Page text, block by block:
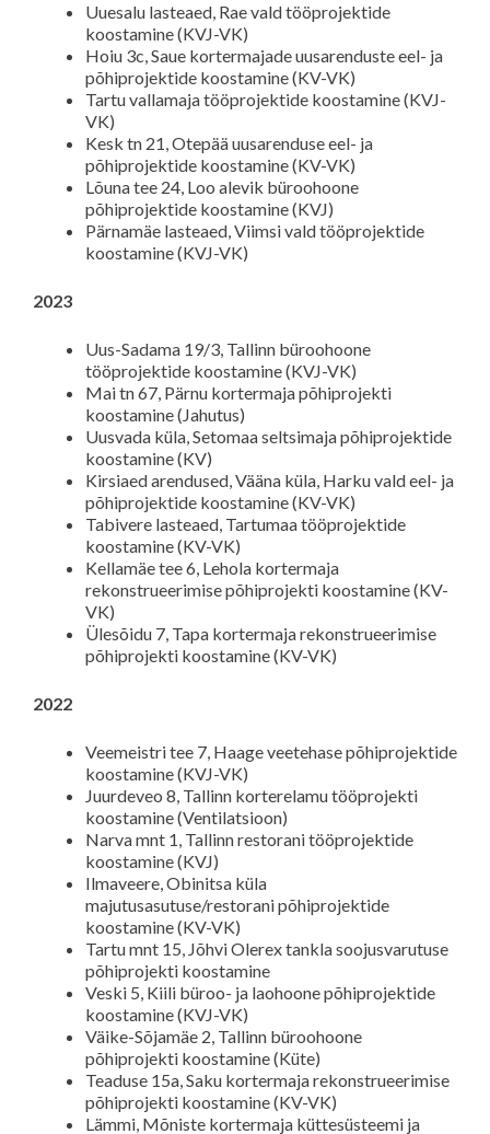
Uuesalu lasteaed, Rae vald tööprojektide
koostamine (KVJ-VK)
Hoiu 3c, Saue kortermajade uusarenduste eel- ja
põhiprojektide koostamine (KV-VK)
Tartu vallamaja tööprojektide koostamine (KVJ-
VK)
Kesk tn 21, Otepää uusarenduse eel- ja
põhiprojektide koostamine (KV-VK)
Lõuna tee 24, Loo alevik büroohoone
põhiprojektide koostamine (KVJ)
Pärnamäe lasteaed, Viimsi vald tööprojektide
koostamine (KVJ-VK)
2023
Uus-Sadama 19/3, Tallinn büroohoone
tööprojektide koostamine (KVJ-VK)
Mai tn 67, Pärnu kortermaja põhiprojekti
koostamine (Jahutus)
Uusvada küla, Setomaa seltsimaja põhiprojektide
koostamine (KV)
Kirsiaed arendused, Vääna küla, Harku vald eel- ja
põhiprojektide koostamine (KV-VK)
Tabivere lasteaed, Tartumaa tööprojektide
koostamine (KV-VK)
Kellamäe tee 6, Lehola kortermaja
rekonstrueerimise põhiprojekti koostamine (KV-
VK)
Ülesõidu 7, Tapa kortermaja rekonstrueerimise
põhiprojekti koostamine (KV-VK)
2022
Veemeistri tee 7, Haage veetehase põhiprojektide
koostamine (KVJ-VK)
Juurdeveo 8, Tallinn korterelamu tööprojekti
koostamine (Ventilatsioon)
Narva mnt 1, Tallinn restorani tööprojektide
koostamine (KVJ)
Ilmaveere, Obinitsa küla
majutusasutuse/restorani põhiprojektide
koostamine (KV-VK)
Tartu mnt 15, Jõhvi Olerex tankla soojusvarutuse
põhiprojekti koostamine
Veski 5, Kiili büroo- ja laohoone põhiprojektide
koostamine (KVJ-VK)
Väike-Sõjamäe 2, Tallinn büroohoone
põhiprojekti koostamine (Küte)
Teaduse 15a, Saku kortermaja rekonstrueerimise
põhiprojekti koostamine (KV-VK)
Lämmi, Mõniste kortermaja küttesüsteemi ja